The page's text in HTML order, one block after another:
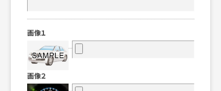
画像１
画像２